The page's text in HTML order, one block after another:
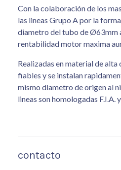
Con la colaboración de los
las lineas Grupo A por la
diametro del tubo de Ø63mm
rentabilidad motor maxima
Realizadas en material de alta
fiables y se instalan
mismo diametro de origen al
lineas son homologadas F.I.A.
contacto